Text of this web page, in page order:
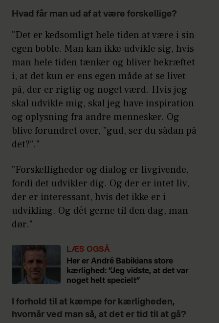
Hvad får man ud af at være forskellige?
"Det er kedsomligt hele tiden at være i sin
egen boble. Man kan ikke udvikle sig, hvis
man hele tiden tænker og bliver bekræftet
i, at det kun er ens egen måde at se livet
på, der er rigtig og noget værd. Hvis jeg
skal udvikle mig, skal jeg have inspiration
og oplysning fra andre mennesker. Og
blive forundret over, ”gud, ser du sådan på
det?”."
"Forskelligheder og dialog er livgivende,
fordi det udvikler dig. Og der er intet liv,
der er interessant, hvis det ikke er i
udvikling. Og dét gerne til den dag, man
dør."
LÆS OGSÅ
Her er André Babikians store
kærlighed: ”Jeg vidste, at det var
noget helt specielt”
I forhold til at kæmpe for kærligheden,
hvornår ved man så, at det er tid til at gå?